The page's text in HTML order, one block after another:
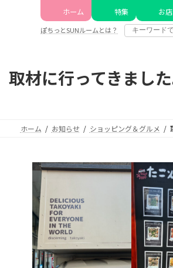
ホーム 特集 お
ぽちっとSUNルームとは？
取材に行ってきました
ホーム お知らせ ショッピング＆グルメ